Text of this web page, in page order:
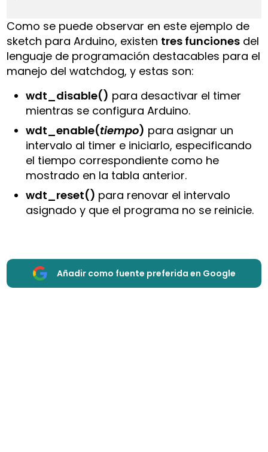
Como se puede observar en este ejemplo de
sketch para Arduino, existen tres funciones del
lenguaje de programación destacables para el
manejo del watchdog, y estas son:
wdt_disable() para desactivar el timer
mientras se configura Arduino.
wdt_enable(tiempo) para asignar un
intervalo al timer e iniciarlo, especificando
el tiempo correspondiente como he
mostrado en la tabla anterior.
wdt_reset() para renovar el intervalo
asignado y que el programa no se reinicie.
Añadir como fuente preferida en Google